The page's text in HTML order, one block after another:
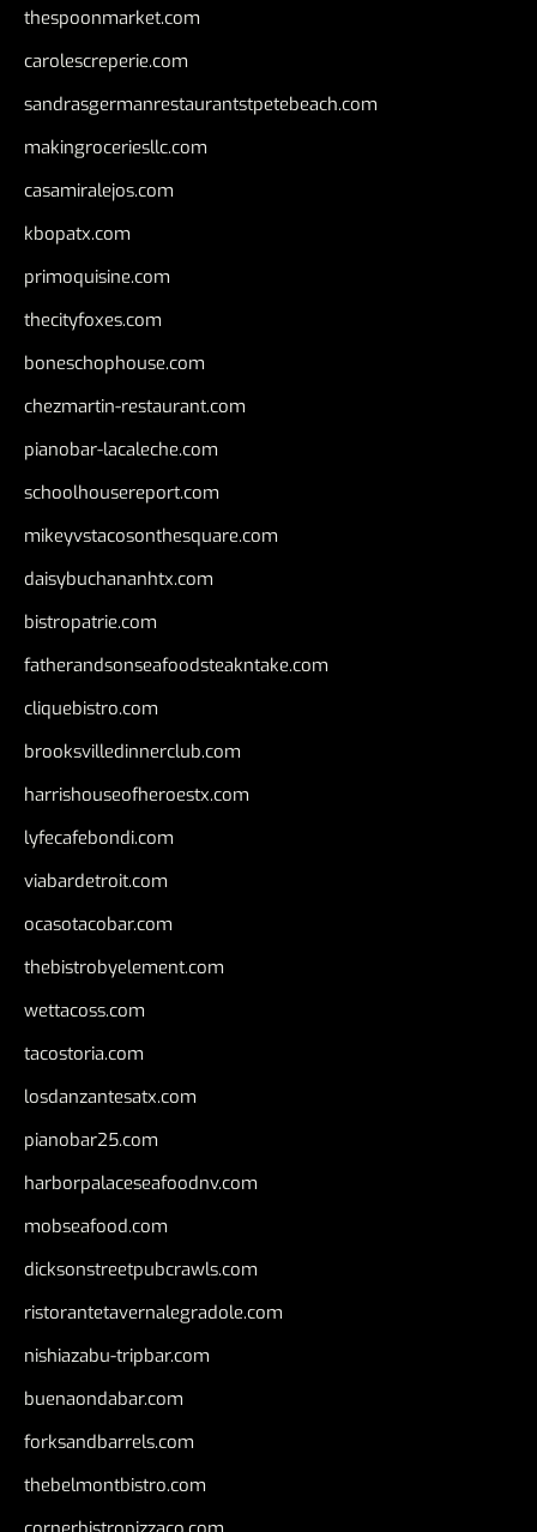
thespoonmarket.com
carolescreperie.com
sandrasgermanrestaurantstpetebeach.com
makingroceriesllc.com
casamiralejos.com
kbopatx.com
primoquisine.com
thecityfoxes.com
boneschophouse.com
chezmartin-restaurant.com
pianobar-lacaleche.com
schoolhousereport.com
mikeyvstacosonthesquare.com
daisybuchananhtx.com
bistropatrie.com
fatherandsonseafoodsteakntake.com
cliquebistro.com
brooksvilledinnerclub.com
harrishouseofheroestx.com
lyfecafebondi.com
viabardetroit.com
ocasotacobar.com
thebistrobyelement.com
wettacoss.com
tacostoria.com
losdanzantesatx.com
pianobar25.com
harborpalaceseafoodnv.com
mobseafood.com
dicksonstreetpubcrawls.com
ristorantetavernalegradole.com
nishiazabu-tripbar.com
buenaondabar.com
forksandbarrels.com
thebelmontbistro.com